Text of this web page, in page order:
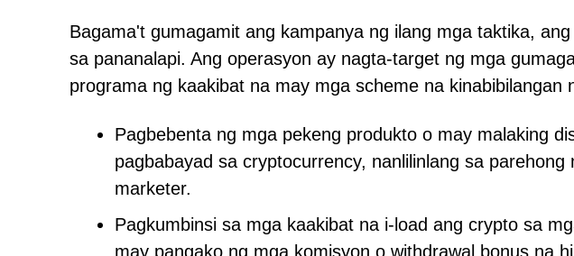
Bagama't gumagamit ang kampanya ng ilang mga taktika,
sa pananalapi. Ang operasyon ay nagta-target ng mga
programa ng kaakibat na may mga scheme na kinabibilangan
Pagbebenta ng mga pekeng produkto o may malaking
pagbabayad sa cryptocurrency, nanlilinlang sa
marketer.
Pagkumbinsi sa mga kaakibat na i-load ang crypto sa
may pangako ng mga komisyon o withdrawal bonus na